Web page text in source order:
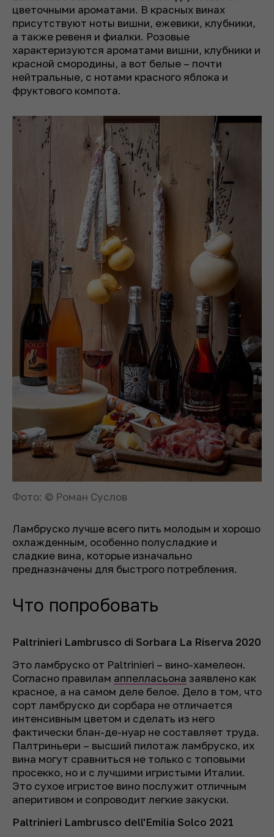
цветочными ароматами. В красных винах
присутствуют ноты вишни, ежевики, клубники,
а также ревеня и фиалки. Розовые
характеризуются ароматами вишни, клубники и
красной смородины, а вот белые – почти
нейтральные, с нотами красного яблока и
фруктового компота.
Фото: © Роман Суслов
Ламбруско лучше всего пить молодым и хорошо
охлажденным, особенно полусладкие и
сладкие вина, которые изначально
предназначены для быстрого потребления.
Что попробовать
Paltrinieri Lambrusco di Sorbara La Riserva 2020
Это ламбруско от Paltrinieri – вино-хамелеон.
Согласно правилам аппелласьона заявлено как
красное, а на самом деле белое. Дело в том, что
сорт ламбруско ди сорбара не отличается
интенсивным цветом и сделать из него
фактически блан-де-нуар не составляет труда.
Палтриньери – высший пилотаж ламбруско, их
вина могут сравниться не только с топовыми
просекко, но и с лучшими игристыми Италии.
Это сухое игристое вино послужит отличным
аперитивом и сопроводит легкие закуски.
Paltrinieri Lambrusco dell'Emilia Solco 2021